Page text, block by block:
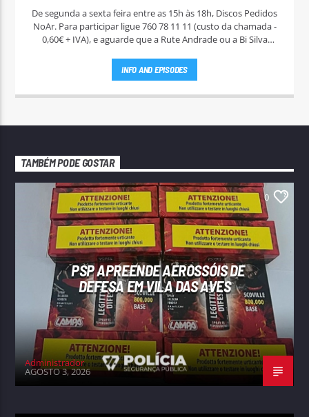
De segunda a sexta feira entre as 15h às 18h, Discos Pedidos
NoAr. Para participar ligue 760 78 11 11 (custo da chamada -
0,60€ + IVA), e aguarde que a Rute Andrade ou a Bi Silva
INFO AND EPISODES
TAMBÉM PODE GOSTAR
0
PSP APREENDE AEROSSÓIS DE
DEFESA EM VILA DAS AVES
Administrador
AGOSTO 3, 2026